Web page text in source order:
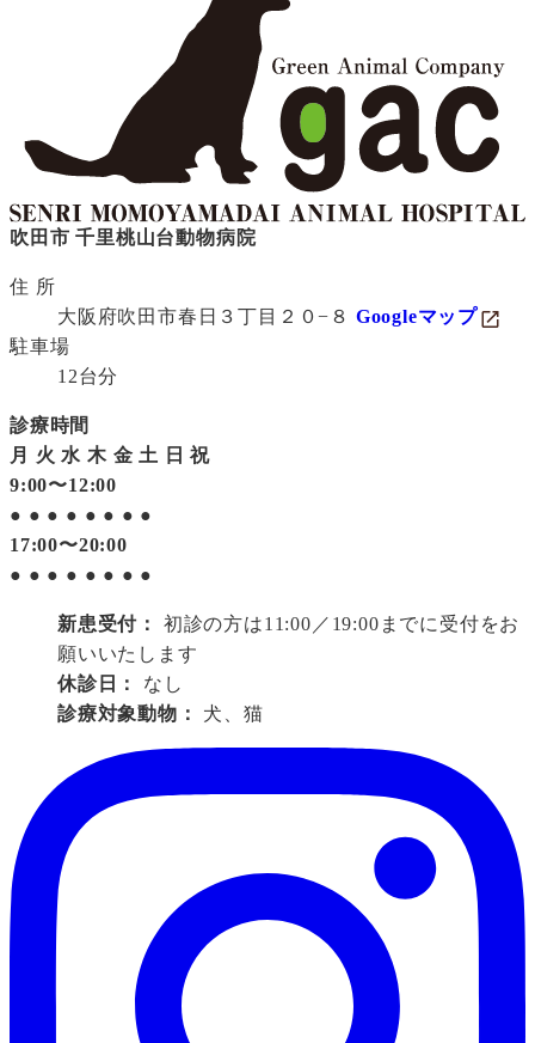
吹田市 千里桃山台動物病院
住 所
大阪府吹田市春日３丁目２０−８ Googleマップ
駐車場
12台分
診療時間
月
火 水 木 金 土 日 祝
9:00〜12:00
● ● ● ● ● ● ● ●
17:00〜20:00
● ● ● ● ● ● ● ●
新患受付：
初診の方は11:00／19:00までに受付をお
願いいたします
休診日：
なし
診療対象動物：
犬、猫